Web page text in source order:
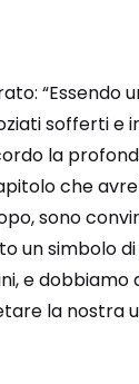
“Essendo
sofferti e
la
che
sono
un simbolo di
e dobbiamo
la nostra